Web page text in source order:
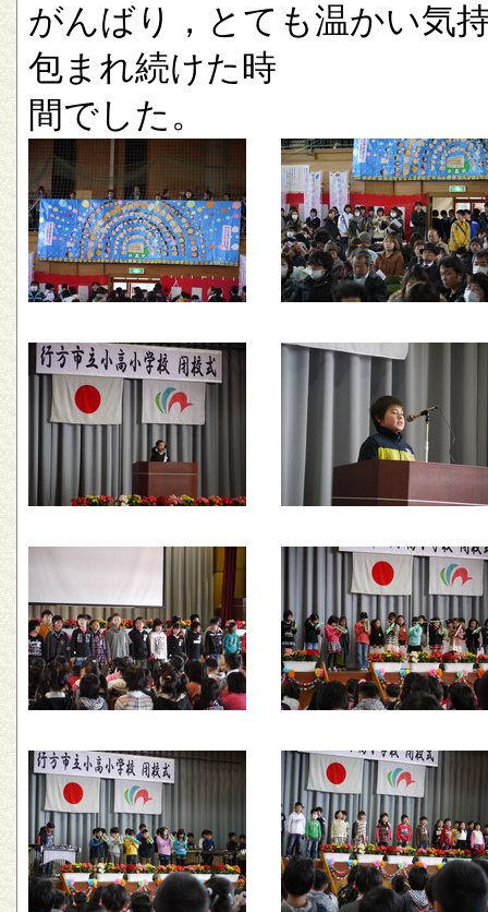
がんばり，とても温かい気
包まれ続けた時
間でした。